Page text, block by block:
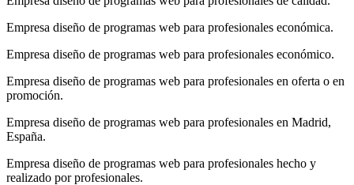
Empresa diseño de programas web para profesionales económica.
Empresa diseño de programas web para profesionales económico.
Empresa diseño de programas web para profesionales en oferta o en
promoción.
Empresa diseño de programas web para profesionales en Madrid,
España.
Empresa diseño de programas web para profesionales hecho y
realizado por profesionales.